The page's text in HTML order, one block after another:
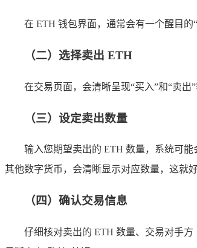
在 ETH 钱包界面，通常会有一个醒目的
（二）选择卖出 ETH
在交易页面，会清晰呈现“买入”和“卖
（三）设定卖出数量
输入您期望卖出的 ETH 数量，系统可
其他数字货币，会清晰显示对应数量，这就
（四）确认交易信息
仔细核对卖出的 ETH 数量、交易对手